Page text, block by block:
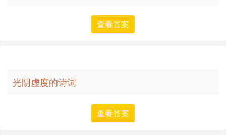
查看答案
光阴虚度的诗词
查看答案